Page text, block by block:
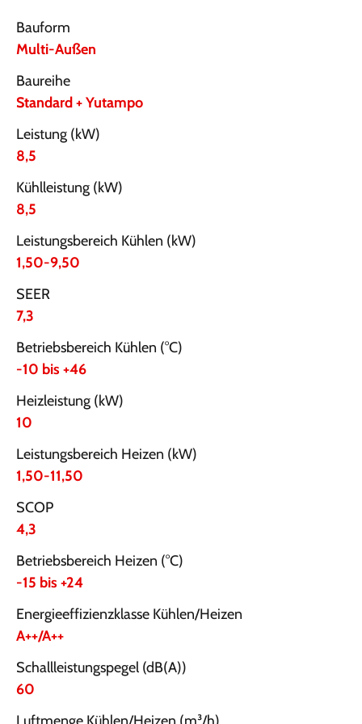
Bauform
Multi-Außen
Baureihe
Standard + Yutampo
Leistung (kW)
8,5
Kühlleistung (kW)
8,5
Leistungsbereich Kühlen (kW)
1,50-9,50
SEER
7,3
Betriebsbereich Kühlen (°C)
-10 bis +46
Heizleistung (kW)
10
Leistungsbereich Heizen (kW)
1,50-11,50
SCOP
4,3
Betriebsbereich Heizen (°C)
-15 bis +24
Energieeffizienzklasse Kühlen/Heizen
A++/A++
Schallleistungspegel (dB(A))
60